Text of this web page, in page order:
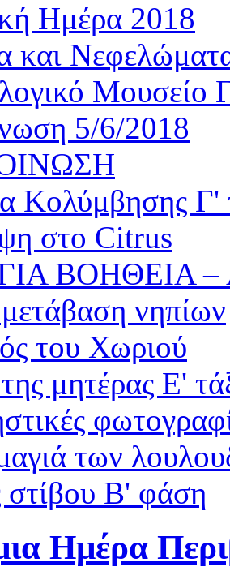
Ημέρα 2018
και
Μουσείο
5/6/2018
Κολύμβησης Γ'
στο Citrus
ΒΟΗΘΕΙΑ
νηπίων
του Χωριού
μητέρας Ε'
των
στίβου Β' φάση
Ημέρα